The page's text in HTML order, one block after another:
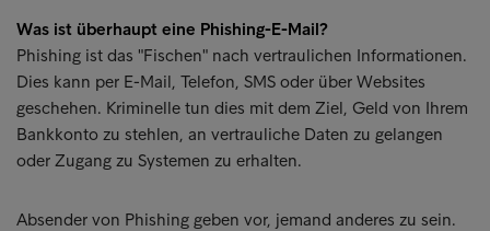
Was ist überhaupt eine Phishing-E-Mail?
Phishing ist das "Fischen" nach vertraulichen Informationen.
Dies kann per E-Mail, Telefon, SMS oder über Websites
geschehen. Kriminelle tun dies mit dem Ziel, Geld von Ihrem
Bankkonto zu stehlen, an vertrauliche Daten zu gelangen
oder Zugang zu Systemen zu erhalten.
Absender von Phishing geben vor, jemand anderes zu sein.